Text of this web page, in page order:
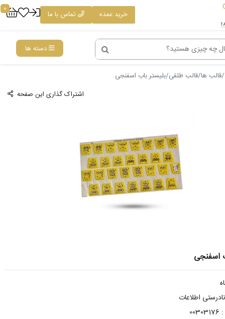
خرید عمده تماس با ما
0
دسته ها
قالب ها قالب طلقی بلیستر باب اسفنجی
اشتراک گذاری این صفحه
اسفنجی
اطلاعات
00303176